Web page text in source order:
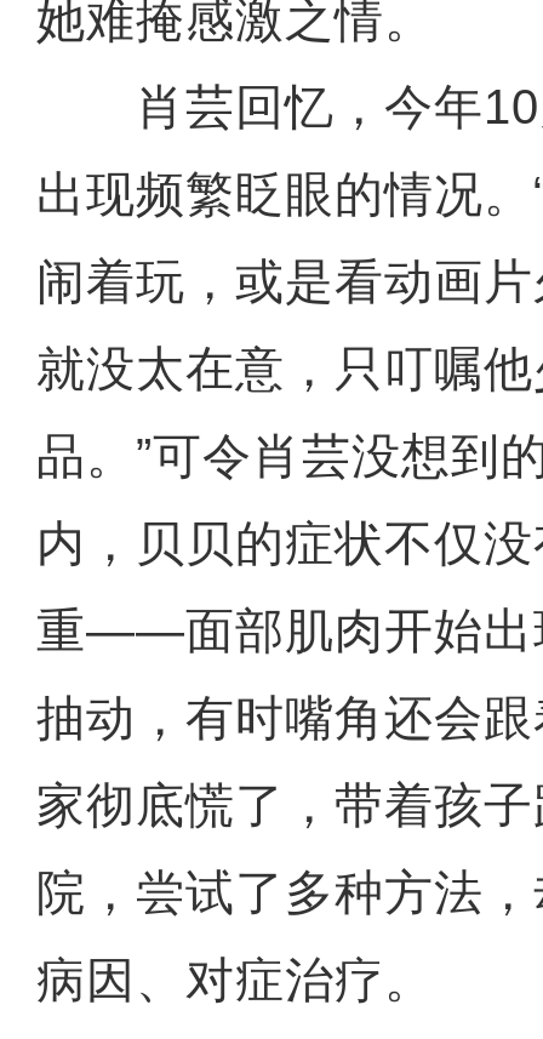
她难掩感激之情。
肖芸回忆，今年10
出现频繁眨眼的情况
闹着玩，或是看动画
就没太在意，只叮嘱
品。”可令肖芸没想到
内，贝贝的症状不仅
重——面部肌肉开始出
抽动，有时嘴角还会
家彻底慌了，带着孩
院，尝试了多种方法
病因、对症治疗。